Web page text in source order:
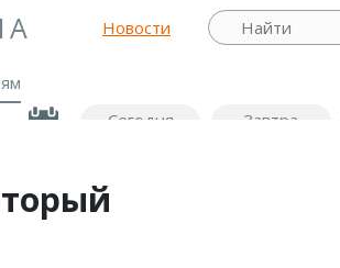
Новости
Сегодня
Завтра